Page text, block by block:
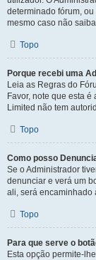
determinado fórum,
mesmo caso não
Topo
Porque recebi uma
Leia as Regras do
Favor, note que esta
Limited não tem
Topo
Como posso
Se o Administrador
denunciar e verá um
ali, será encaminhado
Topo
Para que serve o
Esta opção permite-